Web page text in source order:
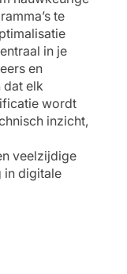
te
in je
en
dat elk
wordt
inzicht,
veelzijdige
in digitale